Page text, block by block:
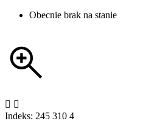
Obecnie brak na stanie
 
Indeks: 245 310 4